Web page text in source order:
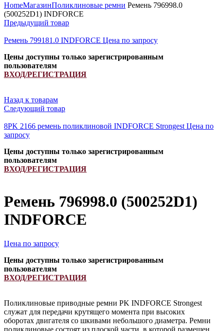
HomeМагазинПоликлиновые ремни Ремень 796998.0
(500252D1) INDFORCE
Предыдущий товар
Ремень 799181.0 INDFORCE Цена по запросу
Цены доступны только зарегистрированным
пользователям
ВХОД/РЕГИСТРАЦИЯ
Назад к товарам
Следующий товар
8PK 2166 ремень поликлиновой INDFORCE Strongest Цена по
запросу
Цены доступны только зарегистрированным
пользователям
ВХОД/РЕГИСТРАЦИЯ
Ремень 796998.0 (500252D1)
INDFORCE
Цена по запросу
Цены доступны только зарегистрированным
пользователям
ВХОД/РЕГИСТРАЦИЯ
Поликлиновые приводные ремни PK INDFORCE Strongest
служат для передачи крутящего момента при высоких
оборотах двигателя со шкивами небольшого диаметра. Ремни
поликлиновые состоят из плоской части, в которой размешен